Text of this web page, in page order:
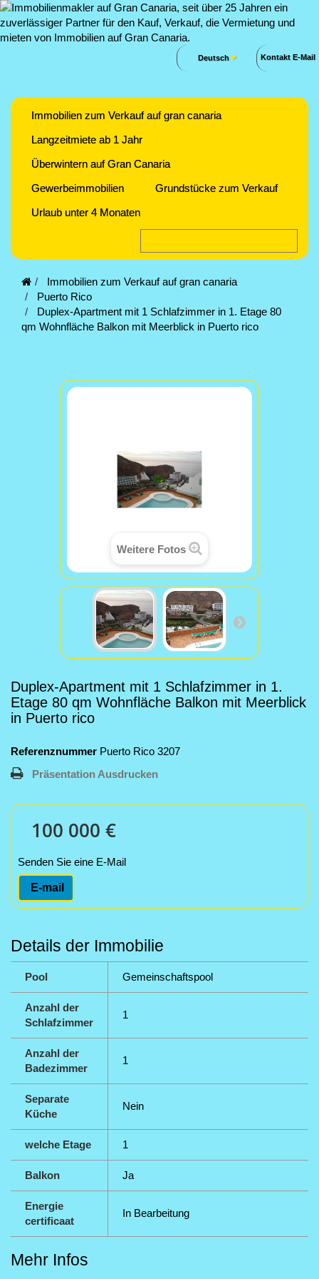
Kontakt E-Mail
Deutsch
Immobilien zum Verkauf auf gran canaria
Langzeitmiete ab 1 Jahr
Überwintern auf Gran Canaria
Gewerbeimmobilien
Grundstücke zum Verkauf
Urlaub unter 4 Monaten
Immobilien zum Verkauf auf gran canaria
Puerto Rico
Duplex-Apartment mit 1 Schlafzimmer in 1. Etage 80
qm Wohnfläche Balkon mit Meerblick in Puerto rico
Weitere Fotos
Duplex-Apartment mit 1 Schlafzimmer in 1.
Etage 80 qm Wohnfläche Balkon mit Meerblick
in Puerto rico
Referenznummer Puerto Rico 3207
Präsentation Ausdrucken
100 000 €
Senden Sie eine E-Mail
E-mail
Details der Immobilie
Pool Gemeinschaftspool
Anzahl der
Schlafzimmer
1
Anzahl der
Badezimmer
1
Separate
Küche
Nein
welche Etage 1
Balkon Ja
Energie
certificaat
In Bearbeitung
Mehr Infos